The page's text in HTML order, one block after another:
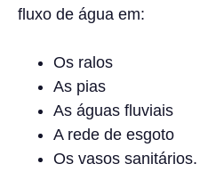
fluxo de água em:
Os ralos
As pias
As águas fluviais
A rede de esgoto
Os vasos sanitários.